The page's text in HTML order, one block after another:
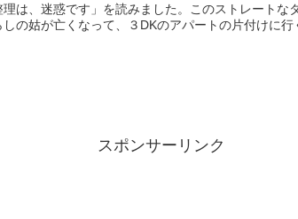
は、迷惑です」を読みました。このストレートな
の姑が亡くなって、３DKのアパートの片付けに
スポンサーリンク